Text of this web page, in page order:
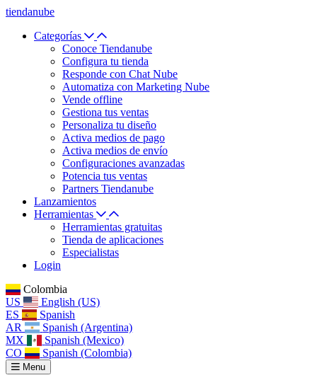
tiendanube
Categorías
Conoce Tiendanube
Configura tu tienda
Responde con Chat Nube
Automatiza con Marketing Nube
Vende offline
Gestiona tus ventas
Personaliza tu diseño
Activa medios de pago
Activa medios de envío
Configuraciones avanzadas
Potencia tus ventas
Partners Tiendanube
Lanzamientos
Herramientas
Herramientas gratuitas
Tienda de aplicaciones
Especialistas
Login
Colombia
US
English (US)
ES
Spanish
AR
Spanish (Argentina)
MX
Spanish (Mexico)
CO
Spanish (Colombia)
Menu